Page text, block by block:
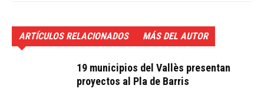
ARTÍCULOS RELACIONADOS MÁS DEL AUTOR
19 municipios del Vallès presentan
proyectos al Pla de Barris